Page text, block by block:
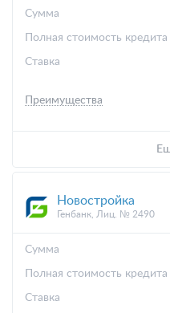
Cумма
Полная стоимость кредита
Ставка
Преимущества
Новостройка
Генбанк, Лиц. № 2490
Cумма
Полная стоимость кредита
Ставка